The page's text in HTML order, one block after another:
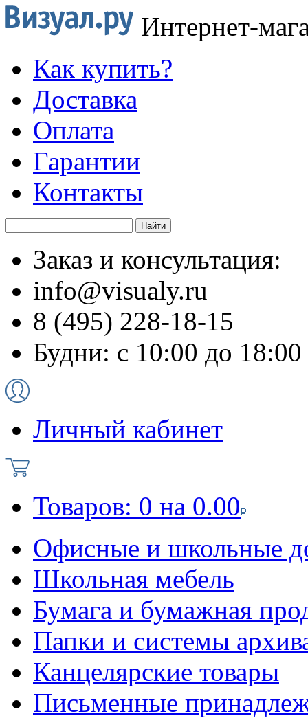
Интернет-
Как купить?
Доставка
Оплата
Гарантии
Контакты
Заказ и консультация:
info@visualy.ru
8 (495) 228-18-15
Будни: с 10:00 до 18:00
Личный кабинет
Товаров: 0 на 0.00
Офисные и школьные
Школьная мебель
Бумага и бумажная
Папки и системы
Канцелярские товары
Письменные